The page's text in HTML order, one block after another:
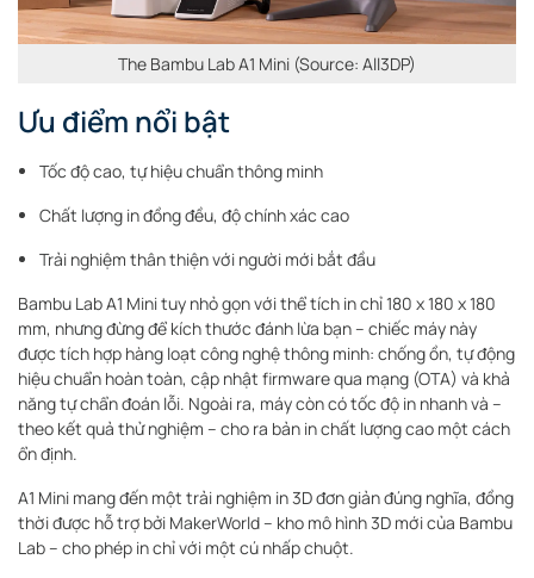
The Bambu Lab A1 Mini (Source: All3DP)
Ưu điểm nổi bật
Tốc độ cao, tự hiệu chuẩn thông minh
Chất lượng in đồng đều, độ chính xác cao
Trải nghiệm thân thiện với người mới bắt đầu
Bambu Lab A1 Mini tuy nhỏ gọn với thể tích in chỉ 180 x 180 x 180
mm, nhưng đừng để kích thước đánh lừa bạn – chiếc máy này
được tích hợp hàng loạt công nghệ thông minh: chống ồn, tự động
hiệu chuẩn hoàn toàn, cập nhật firmware qua mạng (OTA) và khả
năng tự chẩn đoán lỗi. Ngoài ra, máy còn có tốc độ in nhanh và –
theo kết quả thử nghiệm – cho ra bản in chất lượng cao một cách
ổn định.
A1 Mini mang đến một trải nghiệm in 3D đơn giản đúng nghĩa, đồng
thời được hỗ trợ bởi MakerWorld – kho mô hình 3D mới của Bambu
Lab – cho phép in chỉ với một cú nhấp chuột.